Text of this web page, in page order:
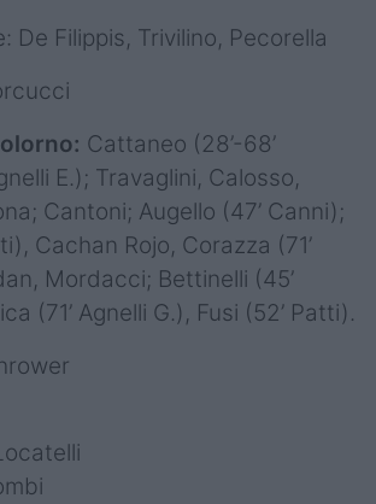
De Filippis, Trivilino, Pecorella
Cattaneo (28’-68’
E.); Travaglini, Calosso,
Cantoni; Augello (47’ Canni);
Cachan Rojo, Corazza (71’
Mordacci; Bettinelli (45’
(71’ Agnelli G.), Fusi (52’ Patti).